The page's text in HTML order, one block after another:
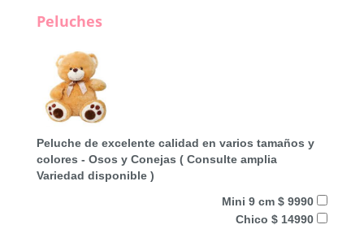
Peluches
Peluche de excelente calidad en varios tamaños y
colores - Osos y Conejas ( Consulte amplia
Variedad disponible )
Mini 9 cm $ 9990
Chico $ 14990